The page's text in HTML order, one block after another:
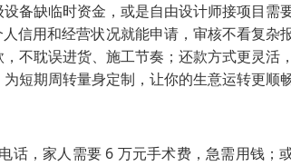
备缺临时资金，或是自由设计师接项目需
信用和经营状况就能申请，审核不看复杂
不耽误进货、施工节奏；还款方式更灵活
短期周转量身定制，让你的生意运转更顺
话，家人需要 6 万元手术费，急需用钱；